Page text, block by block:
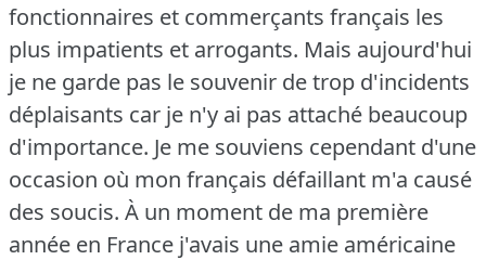
fonctionnaires et commerçants français les
plus impatients et arrogants. Mais aujourd'hui
je ne garde pas le souvenir de trop d'incidents
déplaisants car je n'y ai pas attaché beaucoup
d'importance. Je me souviens cependant d'une
occasion où mon français défaillant m'a causé
des soucis. À un moment de ma première
année en France j'avais une amie américaine